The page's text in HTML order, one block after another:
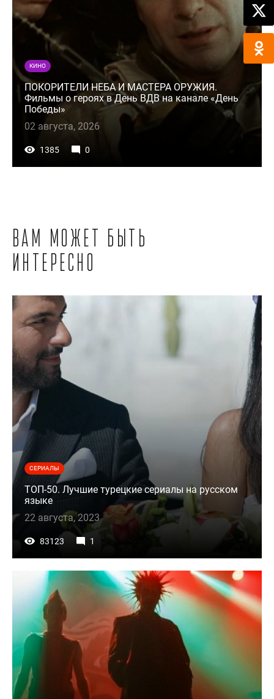
КИНО
ПОКОРИТЕЛИ НЕБА И МАСТЕРА ОРУЖИЯ.
Фильмы о героях в День ВДВ на канале «День
Победы»
02 августа, 2026
1385 0
Вам может быть
интересно
СЕРИАЛЫ
ТОП-50. Лучшие турецкие сериалы на русском
языке
22 августа, 2023
83123 1